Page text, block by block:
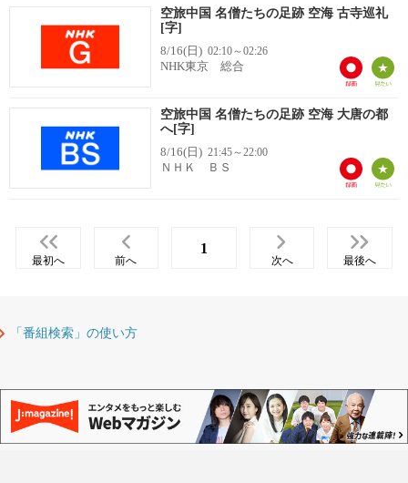
空旅中国 名僧たちの足跡 空海 古寺巡礼
[字]
8/16(日) 02:10～02:26
NHK東京 総合
空旅中国 名僧たちの足跡 空海 大唐の都
へ[字]
8/16(日) 21:45～22:00
ＮＨＫ ＢＳ
最初へ 前へ
1
次へ 最後へ
「番組検索」の使い方